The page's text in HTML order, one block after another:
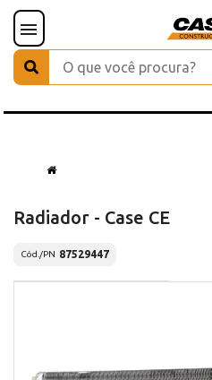
Radiador - Case CE
Cód./PN 87529447